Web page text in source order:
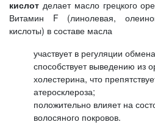
кислот делает масло грецкого
Витамин F (линолевая,
кислоты) в составе масла
участвует в регуляции
способствует выведению из
холестерина, что
атеросклероза;
положительно влияет на
волосяного покровов.